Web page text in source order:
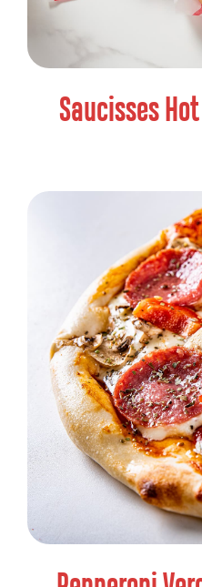
Saucisses